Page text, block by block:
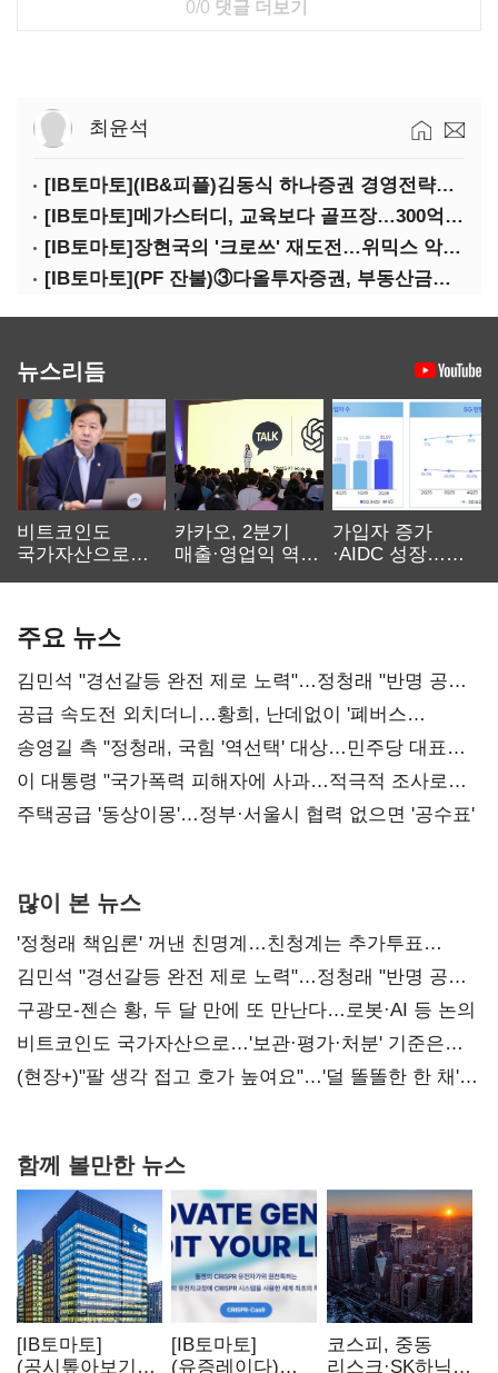
0/0 댓글 더보기
최윤석
[IB토마토](IB&피플)김동식 하나증권 경영전략본부장
[IB토마토]메가스터디, 교육보다 골프장…300억 대여 뒤 보증 리스크
[IB토마토]장현국의 '크로쓰' 재도전…위믹스 악몽 지울 수 있나
[IB토마토](PF 잔불)③다올투자증권, 부동산금융 줄였지만 정상화는 진행형
뉴스리듬
비트코인도
국가자산으로…'
카카오, 2분기
매출·영업익 역대
가입자 증가
·AIDC 성장…
주요 뉴스
김민석 "경선갈등 완전 제로 노력"…정청래 "반명 공세
사과부터"
공급 속도전 외치더니…황희, 난데없이 '폐버스
리모델링' 제안
송영길 측 "정청래, 국힘 '역선택' 대상…민주당 대표로
총선 지휘 못해"
이 대통령 "국가폭력 피해자에 사과…적극적 조사로
진실 밝혀야"
주택공급 '동상이몽'…정부·서울시 협력 없으면 '공수표'
많이 본 뉴스
'정청래 책임론' 꺼낸 친명계…친청계는 추가투표
때리기
김민석 "경선갈등 완전 제로 노력"…정청래 "반명 공세
사과부터"
구광모-젠슨 황, 두 달 만에 또 만난다…로봇·AI 등 논의
비트코인도 국가자산으로…'보관·평가·처분' 기준은
숙제
(현장+)"팔 생각 접고 호가 높여요"…'덜 똘똘한 한 채'
함께 볼만한 뉴스
[IB토마토]
(공시톺아보기)
[IB토마토]
(유증레이다)
코스피, 중동
리스크·SK하닉